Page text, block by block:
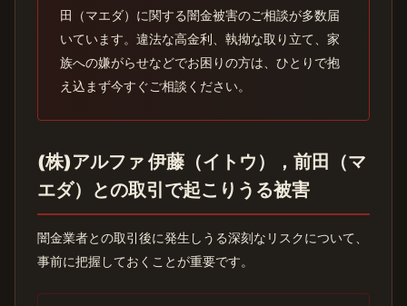
田（マエダ）に関する闇金被害のご相談が多数届
いています。違法な高金利、執拗な取り立て、家
族への嫌がらせなどでお困りの方は、ひとりで抱
え込まず今すぐご相談ください。
(株)アルファ 伊藤（イトウ），前田（マ
エダ）との取引で起こりうる被害
闇金業者との取引後に発生しうる深刻なリスクについて、
事前に把握しておくことが重要です。